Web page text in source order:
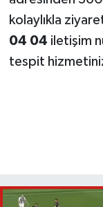
kolaylıkla
04 04 iletişim
tespit